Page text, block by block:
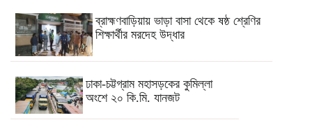
ব্রাহ্মণবাড়িয়ায় ভাড়া বাসা থেকে ষষ্ঠ শ্রেণির
শিক্ষার্থীর মরদেহ উদ্ধার
ঢাকা-চট্টগ্রাম মহাসড়কের কুমিল্লা
অংশে ২০ কি.মি. যানজট